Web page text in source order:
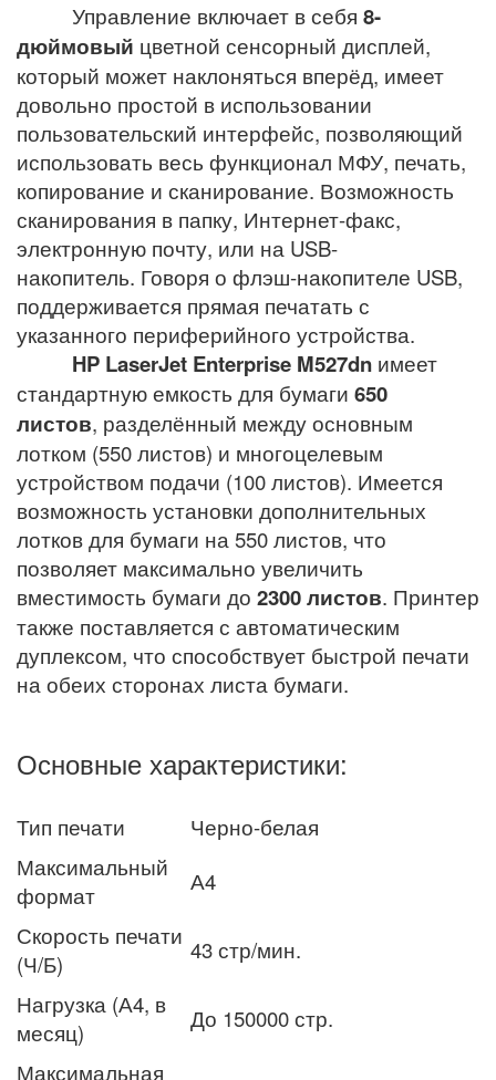
Управление включает в себя 8-
дюймовый цветной сенсорный дисплей,
который может наклоняться вперёд, имеет
довольно простой в использовании
пользовательский интерфейс, позволяющий
использовать весь функционал МФУ, печать,
копирование и сканирование. Возможность
сканирования в папку, Интернет-факс,
электронную почту, или на USB-
накопитель. Говоря о флэш-накопителе USB,
поддерживается прямая печатать с
указанного периферийного устройства.
HP LaserJet Enterprise M527dn имеет
стандартную емкость для бумаги 650
листов, разделённый между основным
лотком (550 листов) и многоцелевым
устройством подачи (100 листов). Имеется
возможность установки дополнительных
лотков для бумаги на 550 листов, что
позволяет максимально увеличить
вместимость бумаги до 2300листов. Принтер
также поставляется с автоматическим
дуплексом, что способствует быстрой печати
на обеих сторонах листа бумаги.
Основные характеристики:
Тип печати
Черно-белая
Максимальный
формат
А4
Скорость печати
(Ч/Б)
43 стр/мин.
Нагрузка (А4, в
месяц)
До 150000 стр.
Максимальная